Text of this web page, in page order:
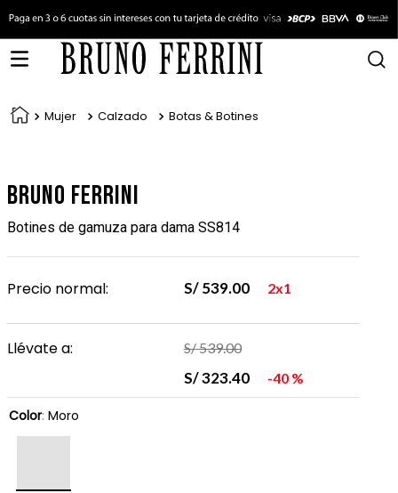
Mujer Calzado Botas & Botines
Bruno Ferrini
Botines de gamuza para dama SS814
Precio normal: S/ 539.00 2x1
Llévate a: S/539.00
S/323.40 40 %
Color: Moro